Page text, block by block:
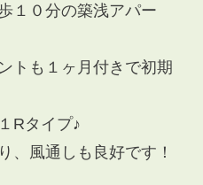
１０分の築浅アパー
トも１ヶ月付きで初期
Rタイプ♪
、風通しも良好です！